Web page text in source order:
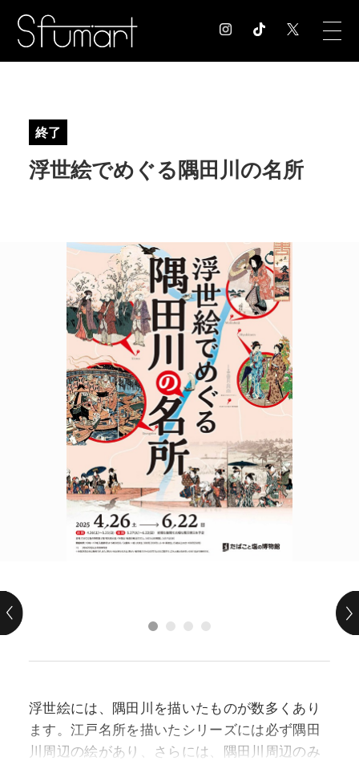
EXHIBITION 展覧会情報
NEWS お知らせ
CONTACT お問合せ
POLICY COMPANY
終了
浮世絵でめぐる隅田川の名所
浮世絵には、隅田川を描いたものが数多くあり
ます。江戸名所を描いたシリーズには必ず隅田
川周辺の絵があり、さらには、隅田川周辺のみ